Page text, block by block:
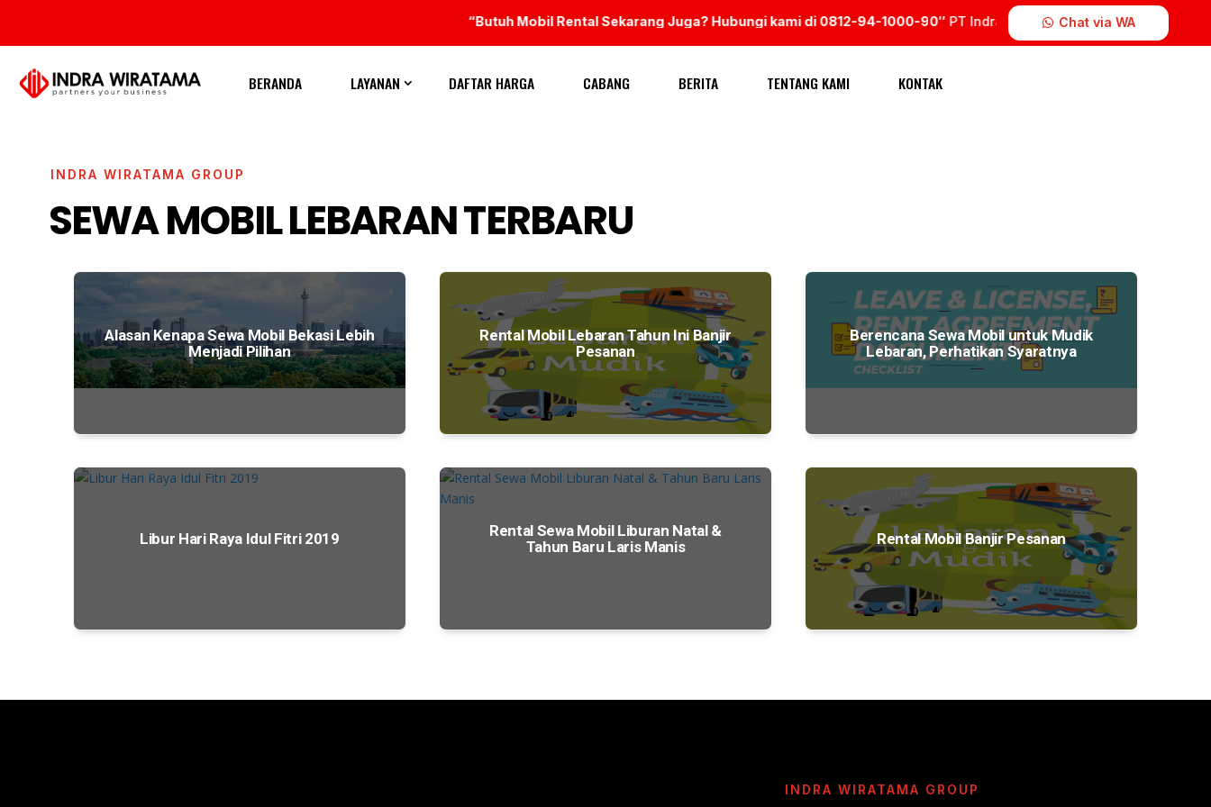
“Butuh Mobil Rental Sekarang Juga? Hubungi kami di 0812-94-1000-90″PT Indra Wiratama Group.Chat via WA
BERANDA LAYANAN DAFTAR HARGA CABANG BERITA TENTANG KAMI KONTAK
INDRA WIRATAMA GROUP
SEWA MOBIL LEBARAN TERBARU
Alasan Kenapa Sewa Mobil Bekasi Lebih
Menjadi Pilihan
Libur Hari Raya Idul Fitri 2019
Rental Mobil Lebaran Tahun Ini Banjir
Pesanan
Rental Sewa Mobil Liburan Natal &
Tahun Baru Laris Manis
Berencana Sewa Mobil untuk Mudik
Lebaran, Perhatikan Syaratnya
Rental Mobil Banjir Pesanan
INDRA WIRATAMA GROUP